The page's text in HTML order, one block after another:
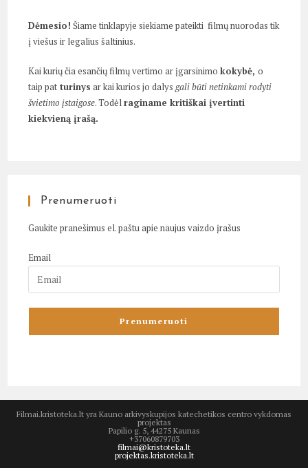
Dėmesio! Šiame tinklapyje siekiame pateikti filmų nuorodas tik
į viešus ir legalius šaltinius.
Kai kurių čia esančių filmų vertimo ar įgarsinimokokybė,o
taip pat turinys ar kai kurios jo dalys gali būti netinkami rodyti
švietimo įstaigose. Todėlraginame kritiškai įvertinti
kiekvieną įrašą.
Prenumeruoti
Gaukite pranešimus el. paštu apie naujus vaizdo įrašus
Email
Filmai.kristoteka.lt yra Kauno arkivyskupijos katechetikos centro vykdomas
projektas
Papilio g. 5, 44275 Kaunas
+37060879703
filmai@kristoteka.lt
projektas.kristoteka.lt